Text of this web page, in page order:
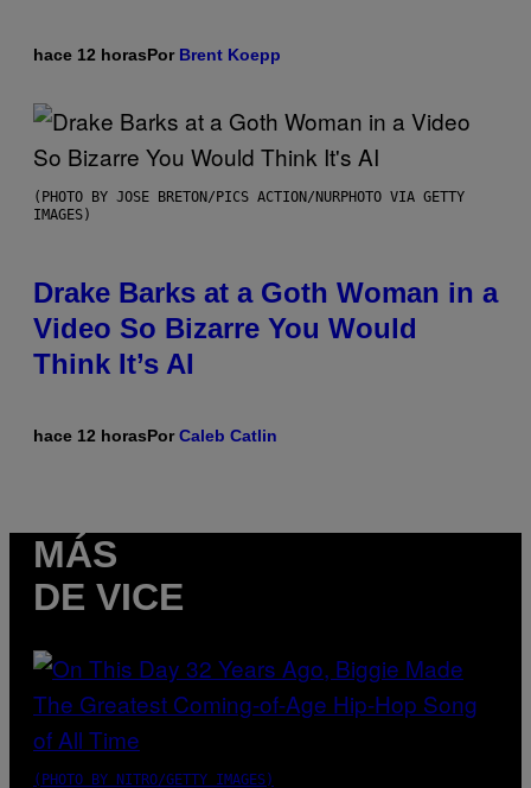
hace 12 horasPor Brent Koepp
(PHOTO BY JOSE BRETON/PICS ACTION/NURPHOTO VIA GETTY
IMAGES)
Drake Barks at a Goth Woman in a
Video So Bizarre You Would
Think It’s AI
hace 12 horasPorCaleb Catlin
MÁS
DE VICE
(PHOTO BY NITRO/GETTY IMAGES)